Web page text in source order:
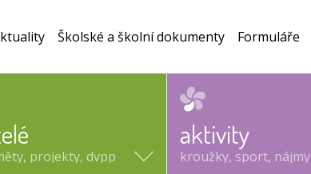
projekty, dvpp
aktivity
kroužky, sport, nájmy
Školské a školní dokumenty Formuláře